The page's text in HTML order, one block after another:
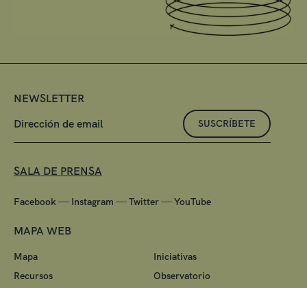
NEWSLETTER
SUSCRÍBETE
SALA DE PRENSA
Facebook— Instagram —Twitter—YouTube
MAPA WEB
Mapa
Iniciativas
Recursos
Observatorio